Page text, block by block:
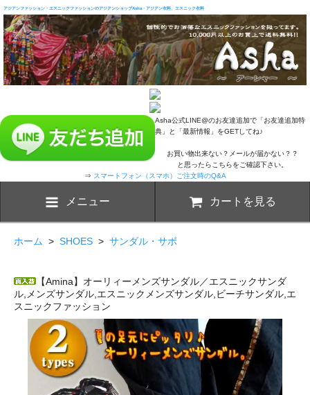
アジアンファッション・エスニックファッションのアジアンショップAsha・アジアン衣料、エスニック衣料
Asha公式LINE@のお友達追加で「お友達追加特
典」と「最新情報」をGETしてね♪
お買い物出来ない？メールが届かない？？
と思ったらこちらをご確認下さい。
⇒ スマートフォン（スマホ）ご注文時のQ&A
メニュー カートを見る
ホーム > SHOES > サンダル・サボ
【Amina】オーリィーメンズサンダル／エスニックサンダ
ル,メンズサンダル,エスニックメンズサンダル,ビーチサンダル,エ
スニックファッション